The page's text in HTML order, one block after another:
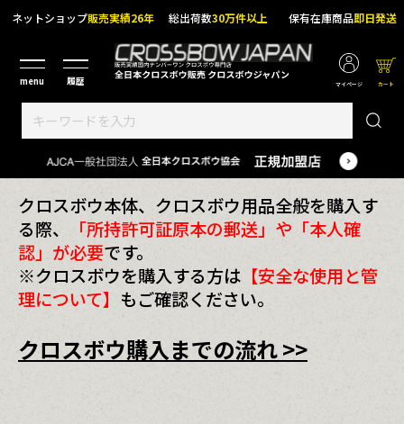
ネットショップ販売実績26年 総出荷数30万件以上 保有在庫商品即日発送
マイページ カート
クロスボウ本体、クロスボウ用品全般を購入す
る際、
「所持許可証原本の郵送」や「本人確
認」が必要です。
※クロスボウを購入する方は 【安全な使用と管
理について】 もご確認ください。
クロスボウ購入までの流れ >>